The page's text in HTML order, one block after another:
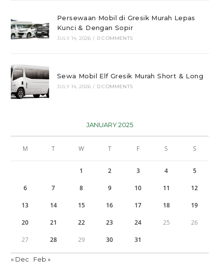
Persewaan Mobil di Gresik Murah Lepas
Kunci & Dengan Sopir
JULY 14, 2026 / 0 COMMENTS
Sewa Mobil Elf Gresik Murah Short & Long
JULY 14, 2026 / 0 COMMENTS
JANUARY 2025
M T W T F S S
1 2 3 4 5
6 7 8 9 10 11 12
13 14 15 16 17 18 19
20 21 22 23 24 25 26
27 28 29 30 31
« Dec Feb »